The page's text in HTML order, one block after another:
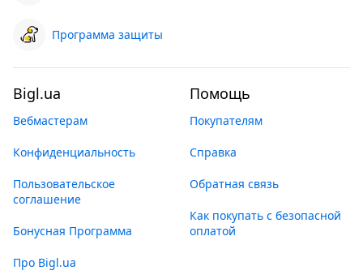
Программа защиты
Bigl.ua
Вебмастерам
Конфиденциальность
Пользовательское
соглашение
Бонусная Программа
Про Bigl.ua
Помощь
Покупателям
Справка
Обратная связь
Как покупать с безопасной
оплатой